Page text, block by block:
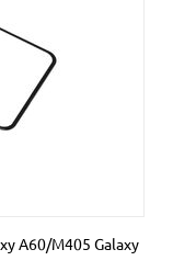
A60/M405 Galaxy